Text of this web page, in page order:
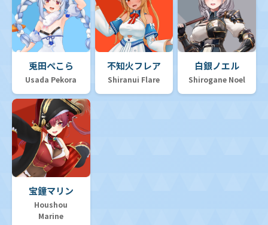
兎田ぺこら
Usada Pekora
不知火フレア
Shiranui Flare
白銀ノエル
Shirogane Noel
宝鐘マリン
Houshou
Marine